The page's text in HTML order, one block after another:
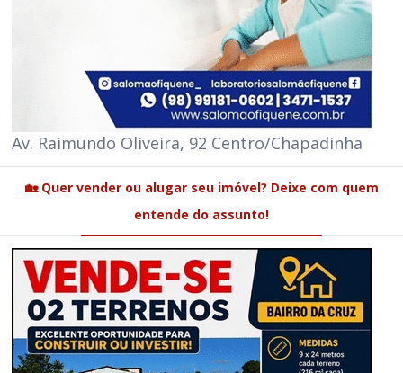
Av. Raimundo Oliveira, 92 Centro/Chapadinha
🏡 Quer vender ou alugar seu imóvel? Deixe com quem
entende do assunto!